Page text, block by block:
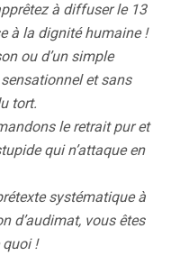
à diffuser le 13
à la dignité humaine !
ou d’un simple
et sans
tort.
le retrait pur et
qui n’attaque en
systématique à
d’audimat, vous êtes
quoi !